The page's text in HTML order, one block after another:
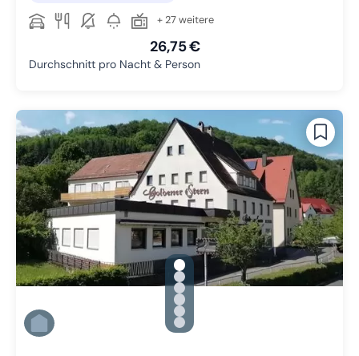
+ 27 weitere
26,75 €
Durchschnitt pro Nacht & Person
gallery.slide_selector
Zu Slide 1 wechseln
Zu Slide 2 wechseln
Zu Slide 3 wechseln
Zu Slide 4 wechseln
Zu Slide 5 wechseln
Zu Slide 6 wechseln